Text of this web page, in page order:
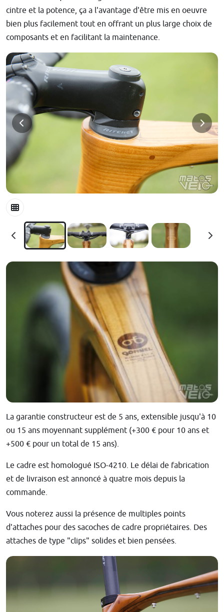
cintre et la potence, ça a l'avantage d'être mis en oeuvre
bien plus facilement tout en offrant un plus large choix de
composants et en facilitant la maintenance.
La garantie constructeur est de 5 ans, extensible jusqu'à 10
ou 15 ans moyennant supplément (+300 € pour 10 ans et
+500 € pour un total de 15 ans).
Le cadre est homologué ISO-4210. Le délai de fabrication
et de livraison est annoncé à quatre mois depuis la
commande.
Vous noterez aussi la présence de multiples points
d'attaches pour des sacoches de cadre propriétaires. Des
attaches de type "clips" solides et bien pensées.